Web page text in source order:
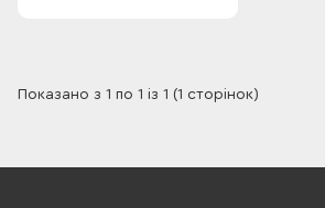
Показано з 1 по 1 із 1 (1 сторінок)